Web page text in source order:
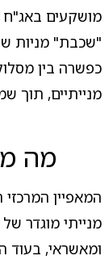
מושקעים באג"ח
כפשרה בין
מנייתיים, תוך
מה
המאפיין
ומאשראי, בעוד